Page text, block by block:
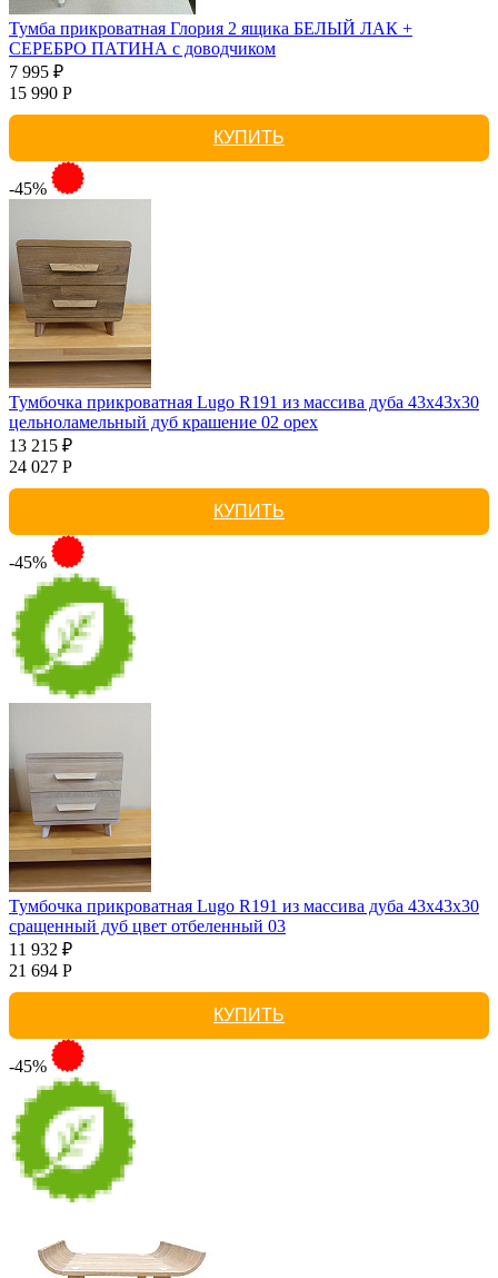
Тумба прикроватная Глория 2 ящика БЕЛЫЙ ЛАК +
СЕРЕБРО ПАТИНА с доводчиком
7 995 ₽
15 990 Р
КУПИТЬ
-45%
Тумбочка прикроватная Lugo R191 из массива дуба 43х43х30
цельноламельный дуб крашение 02 орех
13 215 ₽
24 027 Р
КУПИТЬ
-45%
Тумбочка прикроватная Lugo R191 из массива дуба 43х43х30
сращенный дуб цвет отбеленный 03
11 932 ₽
21 694 Р
КУПИТЬ
-45%